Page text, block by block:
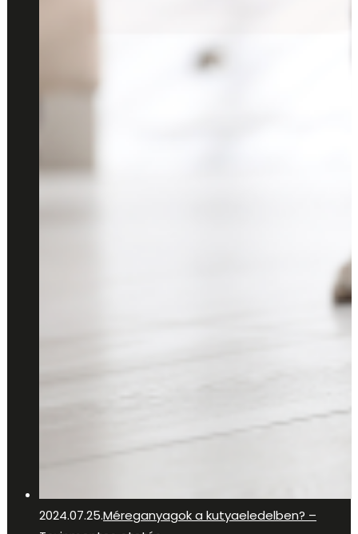
2024.07.25.Méreganyagok a kutyaeledelben? –